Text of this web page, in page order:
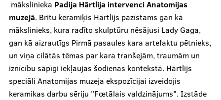
mākslinieka Padija Hārtlija intervenci Anatomijas
muzejā. Britu keramiķis Hārtlijs pazīstams gan kā
mākslinieks, kura radīto skulptūru nēsājusi Lady Gaga,
gan kā aizrautīgs Pirmā pasaules kara artefaktu pētnieks,
un viņa cilātās tēmas par kara tranšejām, traumām un
iznīcību sāpīgi iekļaujas šodienas kontekstā. Hārtlijs
speciāli Anatomijas muzeja ekspozīcijai izveidojis
keramikas darbu sēriju "Fœtālais valdzinājums". Izstāde